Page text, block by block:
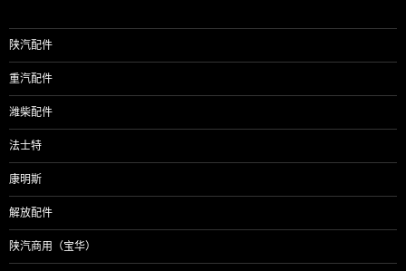
陕汽配件
重汽配件
潍柴配件
法士特
康明斯
解放配件
陕汽商用（宝华）